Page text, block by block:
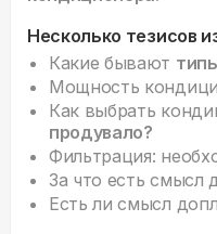
Несколько тезисов
Какие бывают
Мощность
Как выбрать
продувало?
Фильтрация:
За что есть смысл
Есть ли смысл